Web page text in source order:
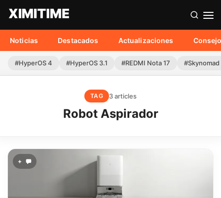
Noticias Destacados Actualizaciones
#HyperOS 4 #HyperOS 3.1 #REDMI Nota 17 #Skynomad
TAG 3 articles
Robot Aspirador
+